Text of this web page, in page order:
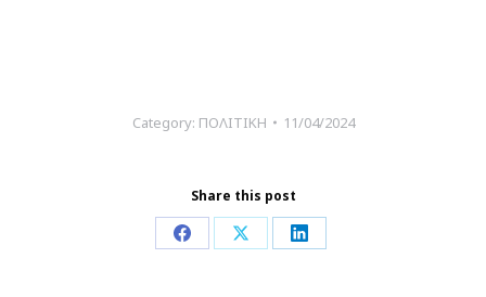
Category: ΠΟΛΙΤΙΚΗ 11/04/2024
Share this post
Share Share Share